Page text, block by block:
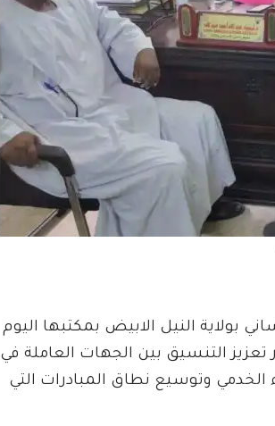
بولاية النيل الابيض بمكتبها اليوم
تعزيز التنسيق بين الجهات العاملة في
الخدمي وتوسيع نطاق المبادرات التي